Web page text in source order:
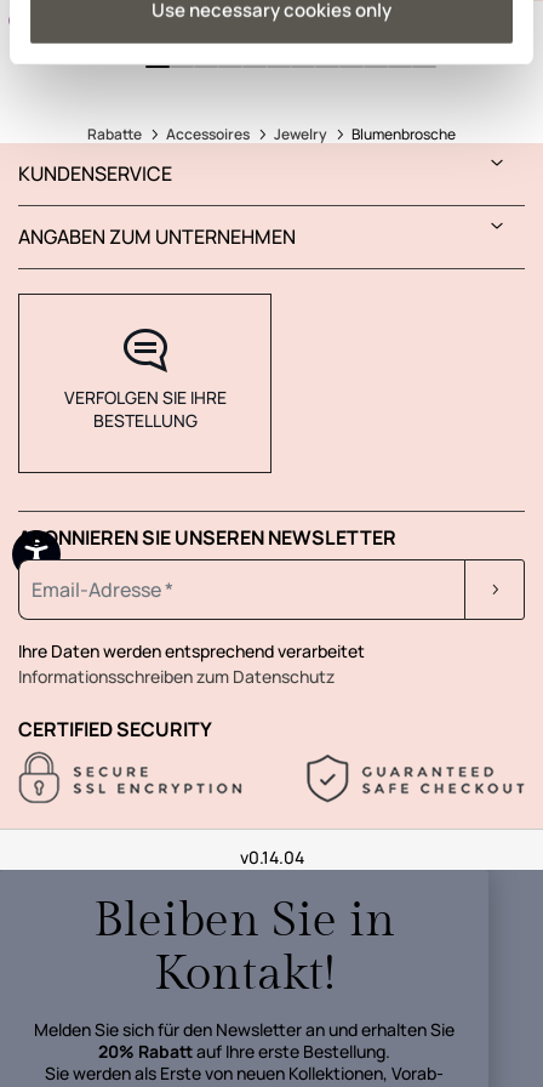
Use necessary cookies only
Rabatte Accessoires Jewelry Blumenbrosche
KUNDENSERVICE
ANGABEN ZUM UNTERNEHMEN
VERFOLGEN SIE IHRE
BESTELLUNG
ABONNIEREN SIE UNSEREN NEWSLETTER
Ihre Daten werden entsprechend verarbeitet
Informationsschreiben zum Datenschutz
CERTIFIED SECURITY
v0.14.04
Bleiben Sie in
Kontakt!
Melden Sie sich für den Newsletter an und erhalten Sie
20% Rabattauf Ihre erste Bestellung.
Sie werden als Erste von neuen Kollektionen, Vorab-